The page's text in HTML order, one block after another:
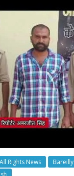
All Rights News Bareilly